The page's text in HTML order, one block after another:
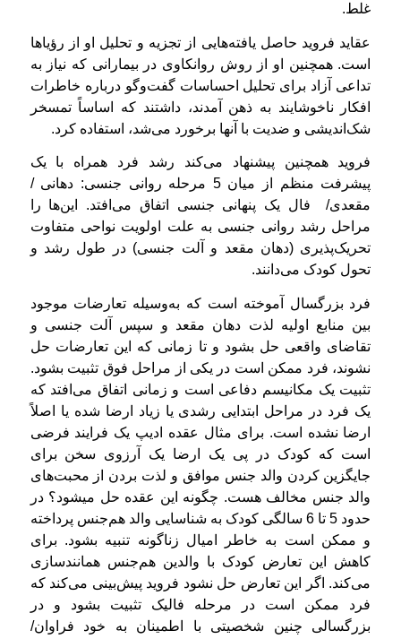
غلط.
عقاید فروید حاصل یافته‌هایی از تجزیه ‌و تحلیل او از رؤیاها
است. همچنین او از روش روانکاوی در بیمارانی که نیاز به
تداعی آزاد برای تحلیل احساسات گفت‌وگو درباره‌ خاطرات
افکار ناخوشایند به ذهن آمدند، داشتند که اساساً تمسخر
شک‌اندیشی و ضدیت با آنها برخورد می‌شد، استفاده کرد.
فروید همچنین پیشنهاد می‌کند رشد فرد همراه با یک
پیشرفت منظم از میان 5 مرحله روانی جنسی: دهانی /
مقعدی/ فال یک پنهانی جنسی اتفاق می‌افتد. این‌ها را
مراحل رشد روانی جنسی به علت اولویت نواحی متفاوت
تحریک‌پذیری (دهان مقعد و آلت جنسی) در طول رشد و
تحول کودک می‌دانند.
فرد بزرگسال آموخته است که به‌وسیله تعارضات موجود
بین منابع اولیه لذت دهان مقعد و سپس آلت جنسی و
تقاضای واقعی حل بشود و تا زمانی که ‌این تعارضات حل
نشوند، فرد ممکن است در یکی از مراحل فوق تثبیت بشود.
تثبیت یک مکانیسم دفاعی است و زمانی اتفاق می‌افتد که
یک فرد در مراحل ابتدایی رشدی یا زیاد ارضا شده یا اصلاً
ارضا نشده است. برای مثال عقده‌ ادیپ یک فرایند فرضی
است که کودک در پی یک ارضا یک آرزوی سخن برای
جایگزین کردن والد جنس موافق و لذت بردن از محبت‌های
والد جنس مخالف هست. چگونه این عقده حل می­شود؟ در
حدود 5 تا 6 سالگی کودک به شناسایی والد هم‌جنس پرداخته
و ممکن است به خاطر امیال زناگونه تنبیه بشود. برای
کاهش این تعارض کودک با والدین هم‌جنس همانندسازی
می‌کند. اگر این تعارض حل نشود فروید پیش‌بینی می‌کند که
فرد ممکن است در مرحله فالیک تثبیت بشود و در
بزرگسالی چنین شخصیتی با اطمینان به خود فراوان/